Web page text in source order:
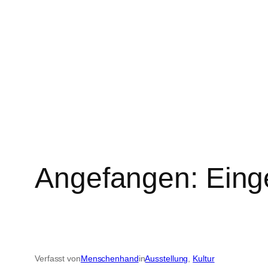
Angefangen:
Verfasst vonMenschenhandinAusstellung, Kultur